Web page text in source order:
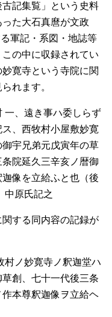
記集覧」という史料
た大石真麿が文政
軍記・系図・地誌等
の中に収録されてい
寛寺という寺院に関
れます。
一、遠き事ハ委しらず
、西牧村小屋敷妙寛
宇兄弟元戊寅年の草
院延久三辛亥ノ暦御
像を立給ふと也（後
原氏記之
する同内容の記録が
村ノ妙寛寺ノ釈迦堂ハ
創、七十一代後三条
本尊釈迦像ヲ立給ヘ